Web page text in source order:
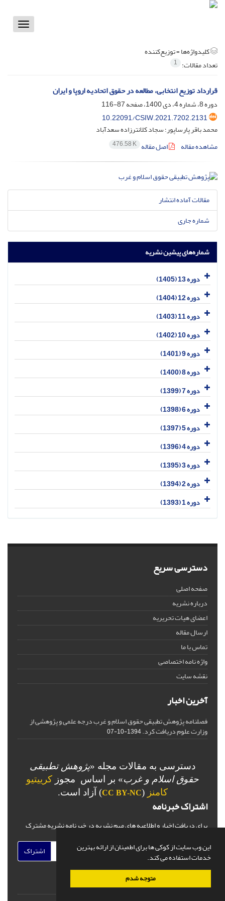
این وب سایت از کوکی ها برای اطمینان از ارائه بهترین
خدمات استفاده می کند.
متوجه شدم
Toggle
کلیدواژه‌ها =توزیع‌کننده
تعداد مقالات: 1
قرارداد توزیع انتخابی، مطالعه در حقوق اتحادیه اروپا و ایران
دوره 8، شماره 4، دی 1400، صفحه
87-116
10.22091/CSIW.2021.7202.2131
محمد باقر پارساپور؛ سجاد کلانترزاده سعدآباد
مشاهده مقاله
اصل مقاله 476.58 K
مقالات آماده انتشار
شماره جاری
شماره‌های پیشین نشریه
دوره 13 (1405)
دوره 12 (1404)
دوره 11 (1403)
دوره 10 (1402)
دوره 9 (1401)
دوره 8 (1400)
دوره 7 (1399)
دوره 6 (1398)
دوره 5 (1397)
دوره 4 (1396)
دوره 3 (1395)
دوره 2 (1394)
دوره 1 (1393)
دسترسی سریع
صفحه اصلی
درباره نشریه
اعضای هیات تحریریه
ارسال مقاله
تماس با ما
واژه نامه اختصاصی
نقشه سایت
آخرین اخبار
فصلنامه پژوهش تطبیقی حقوق اسلام و غرب درجه علمی و پژوهشی از
وزارت علوم دریافت کرد.1394-10-07
دسترسی به مقالات مجله «پژوهش تطبیقی
حقوق اسلام و غرب» بر اساس مجوز کرییتیو
کامنز (
CC BY-NC) آزاد است.
اشتراک خبرنامه
برای دریافت اخبار و اطلاعیه های مهم نشریه در خبرنامه نشریه مشترک
اشتراک